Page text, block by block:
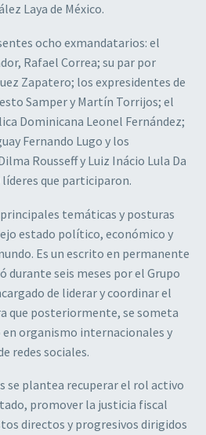
Laya de México.
ocho exmandatarios: el
Rafael Correa; su par por
Zapatero; los expresidentes de
Samper y Martín Torrijos; el
Dominicana Leonel Fernández;
Fernando Lugo y los
Rousseff y Luiz Inácio Lula Da
que participaron.
temáticas y posturas
estado político, económico y
Es un escrito en permanente
durante seis meses por el Grupo
de liderar y coordinar el
que posteriormente, se someta
organismo internacionales y
redes sociales.
se plantea recuperar el rol activo
promover la justicia fiscal
directos y progresivos dirigidos